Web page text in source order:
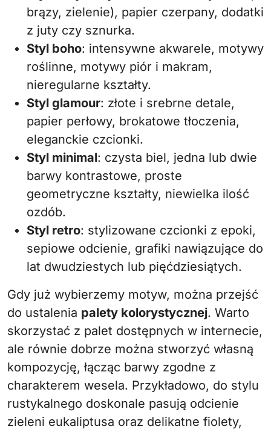
brązy, zielenie), papier czerpany, dodatki
z juty czy sznurka.
Styl boho: intensywne akwarele, motywy
roślinne, motywy piór i makram,
nieregularne kształty.
Styl glamour: złote i srebrne detale,
papier perłowy, brokatowe tłoczenia,
eleganckie czcionki.
Styl minimal: czysta biel, jedna lub dwie
barwy kontrastowe, proste
geometryczne kształty, niewielka ilość
ozdób.
Styl retro: stylizowane czcionki z epoki,
sepiowe odcienie, grafiki nawiązujące do
lat dwudziestych lub pięćdziesiątych.
Gdy już wybierzemy motyw, można przejść
do ustalenia palety kolorystycznej. Warto
skorzystać z palet dostępnych w internecie,
ale równie dobrze można stworzyć własną
kompozycję, łącząc barwy zgodne z
charakterem wesela. Przykładowo, do stylu
rustykalnego doskonale pasują odcienie
zieleni eukaliptusa oraz delikatne fiolety,